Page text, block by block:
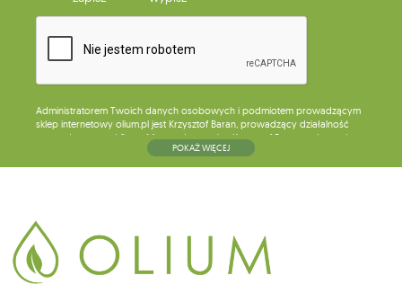
Administratorem Twoich danych osobowych i podmiotem prowadzącym
sklep internetowy olium.pl jest Krzysztof Baran, prowadzący działalność
gospodarczą pod firmą: Mouton Interactive Krzysztof Baran wpisaną do
Centralnej Ewidencji i Informacji o Działalności Gospodarczej, adres
głównego miejsca wykonywania działalności w Siedlcach, ul. Starowiejska
Dane będą przetwarzane w celu wysyłki newslettera i przechowywane do
chwili rezygnacji z subskrypcji.
Przysługuje Ci prawo do żądania dostępu do swoich danych osobowych,
ich sprostowania, usunięcia, ograniczenia przetwarzania, wniesienia
sprzeciwu wobec przetwarzania swoich danych oraz prawo do
POKAŻ WIĘCEJ